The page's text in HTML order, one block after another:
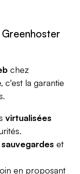
chez
c'est la garantie
virtualisées
sauvegardes et
en proposant